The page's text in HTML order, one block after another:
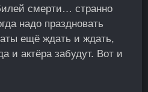
смерти… странно
надо праздновать
ещё ждать и ждать,
и актёра забудут. Вот и